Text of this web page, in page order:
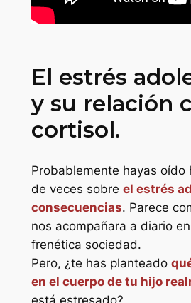
El estrés
y su relación
cortisol.
Probablemente hayas oído
de veces sobre el estrés
consecuencias. Parece
nos acompañara a diario
frenética sociedad.
Pero, ¿te has planteado
en el cuerpo de tu hijo